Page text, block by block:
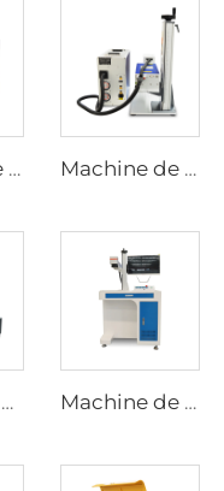
Machine de soudage au laser Machine de marquage laser UV
Machines de marquage au laser pour bureau Machine de marquage au laser de type armoire